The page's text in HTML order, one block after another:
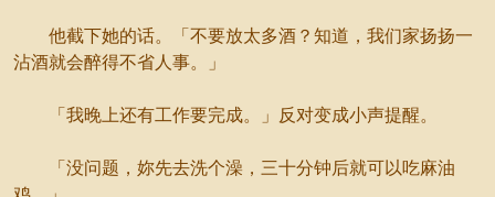
他截下她的话。「不要放太多酒？知道，我们家扬扬一
沾酒就会醉得不省人事。」
「我晚上还有工作要完成。」反对变成小声提醒。
「没问题，妳先去洗个澡，三十分钟后就可以吃麻油